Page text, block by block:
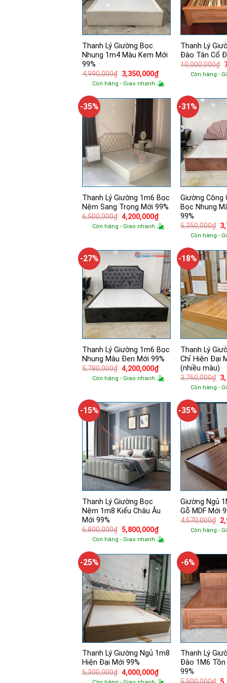
Thanh Lý Giường Bọc
Nhung 1m4 Màu Kem Mới
99%
4,990,000₫ Giá
gốc
là:
3,350,000₫Giá
hiện
tại
3,350,000₫.
Còn hàng - Giao nhanh
Thanh Lý
Đào Tân Cổ
10,000,000₫
Còn hàng -
-35%
Thanh Lý Giường 1m6 Bọc
Nệm Sang Trọng Mới 99%
6,500,000₫ Giá
gốc
là:
4,200,000₫Giá
hiện
tại
Còn hàng - Giao nhanh
-31%
Giường Công
Bọc Nhung
99%
5,350,000₫
là:
Còn hàng -
-27%
Thanh Lý Giường 1m6 Bọc
Nhung Màu Đen Mới 99%
5,780,000₫ Giá
gốc
là:
4,200,000₫Giá
hiện
tại
Còn hàng - Giao nhanh
-18%
Thanh Lý
Chỉ Hiện Đại
(nhiều màu)
3,760,000₫
là:
Còn hàng -
-15%
Thanh Lý Giường Bọc
Nệm 1m8 Kiểu Châu Âu
Mới 99%
6,800,000₫ Giá
gốc
là:
5,800,000₫Giá
hiện
tại
5,800,000₫.
Còn hàng - Giao nhanh
-35%
Giường Ngủ
Gỗ MDF Mới
4,570,000₫
là:
Còn hàng -
-25%
Thanh Lý Giường Ngủ 1m8
Hiện Đại Mới 99%
5,300,000₫ Giá
gốc
4,000,000₫Giá
hiện
-6%
Thanh Lý
Đào 1M6 Tồn
99%